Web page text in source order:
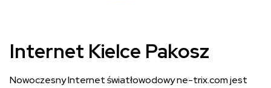
Internet Kielce Pakosz
Nowoczesny Internet światłowodowy ne-trix.com jest